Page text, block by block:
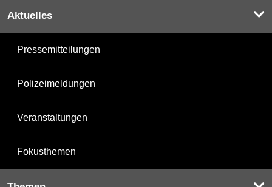
Aktuelles
Pressemitteilungen
Polizeimeldungen
Veranstaltungen
Fokusthemen